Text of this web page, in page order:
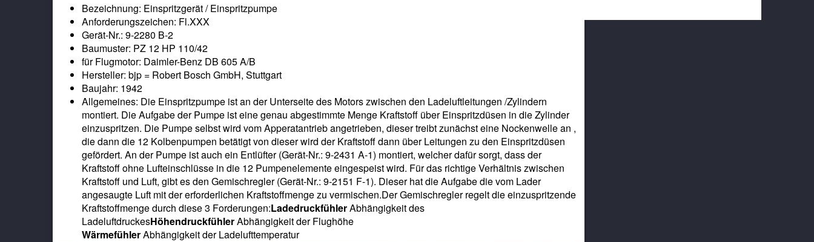
Bezeichnung: Einspritzgerät / Einspritzpumpe
Anforderungszeichen: Fl.XXX
Gerät-Nr.: 9-2280 B-2
Baumuster: PZ 12 HP 110/42
für Flugmotor: Daimler-Benz DB 605 A/B
Hersteller: bjp = Robert Bosch GmbH, Stuttgart
Baujahr: 1942
Allgemeines: Die Einspritzpumpe ist an der Unterseite des Motors zwischen den Ladeluftleitungen /Zylindern
montiert. Die Aufgabe der Pumpe ist eine genau abgestimmte Menge Kraftstoff über Einspritzdüsen in die Zylinder
einzuspritzen. Die Pumpe selbst wird vom Apperatantrieb angetrieben, dieser treibt zunächst eine Nockenwelle an ,
die dann die 12 Kolbenpumpen betätigt von dieser wird der Kraftstoff dann über Leitungen zu den Einspritzdüsen
gefördert. An der Pumpe ist auch ein Entlüfter (Gerät-Nr.: 9-2431 A-1) montiert, welcher dafür sorgt, dass der
Kraftstoff ohne Lufteinschlüsse in die 12 Pumpenelemente eingespeist wird. Für das richtige Verhältnis zwischen
Kraftstoff und Luft, gibt es den Gemischregler (Gerät-Nr.: 9-2151 F-1). Dieser hat die Aufgabe die vom Lader
angesaugte Luft mit der erforderlichen Kraftstoffmenge zu vermischen.Der Gemischregler regelt die einzuspritzende
Kraftstoffmenge durch diese 3 Forderungen:LadedruckfühlerAbhängigkeit des
LadeluftdruckesHöhendruckfühlerAbhängigkeit der Flughöhe
WärmefühlerAbhängigkeit der Ladelufttemperatur